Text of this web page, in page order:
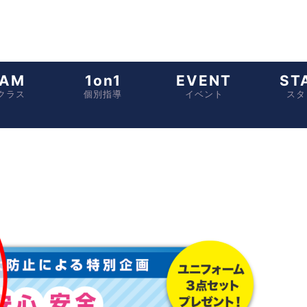
ラス
1on1
個別指導
EVENT
イベント ス